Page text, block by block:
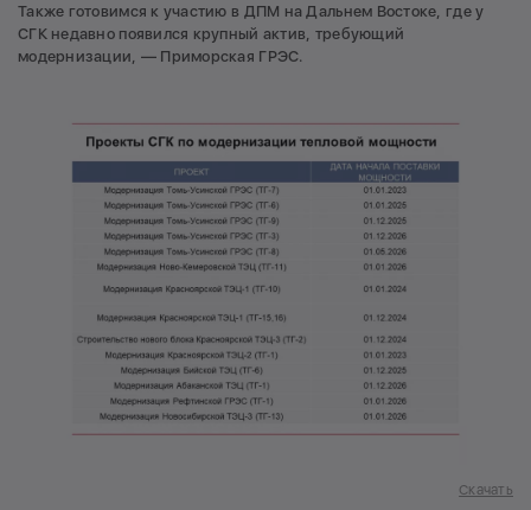
Также готовимся к участию в ДПМ на Дальнем Востоке, где у
СГК недавно появился крупный актив, требующий
модернизации, — Приморская ГРЭС.
Скачать